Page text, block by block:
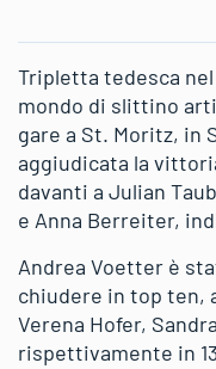
Tripletta tedesca
mondo di slittino
gare a St. Moritz, in
aggiudicata la
davanti a Julian
e Anna Berreiter,
Andrea Voetter è
chiudere in top ten,
Verena Hofer,
rispettivamente in